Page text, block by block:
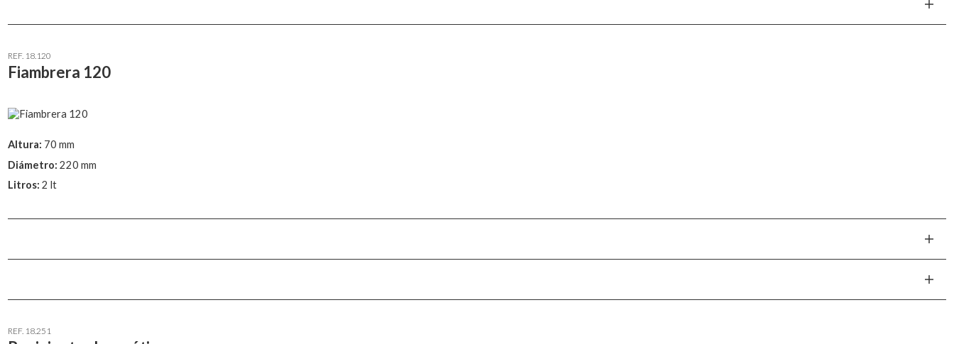
REF. 18.120
Fiambrera 120
Altura: 70 mm
Diámetro: 220 mm
Litros: 2 lt
REF. 18.251